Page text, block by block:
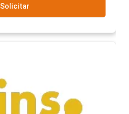
Solicitar